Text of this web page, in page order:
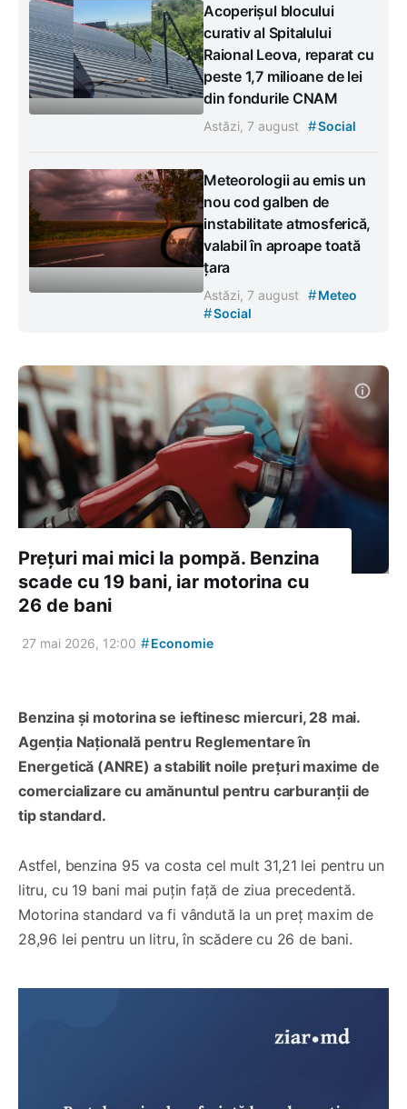
Acoperișul blocului
curativ al Spitalului
Raional Leova, reparat cu
peste 1,7 milioane de lei
din fondurile CNAM
Astăzi, 7 august #Social
Meteorologii au emis un
nou cod galben de
instabilitate atmosferică,
valabil în aproape toată
țara
Astăzi, 7 august #Meteo
#Social
Prețuri mai mici la pompă. Benzina
scade cu 19 bani, iar motorina cu
26 de bani
27 mai 2026, 12:00 #Economie
Benzina și motorina se ieftinesc miercuri, 28 mai.
Agenția Națională pentru Reglementare în
Energetică (ANRE) a stabilit noile prețuri maxime de
comercializare cu amănuntul pentru carburanții de
tip standard.
Astfel, benzina 95 va costa cel mult 31,21 lei pentru un
litru, cu 19 bani mai puțin față de ziua precedentă.
Motorina standard va fi vândută la un preț maxim de
28,96 lei pentru un litru, în scădere cu 26 de bani.